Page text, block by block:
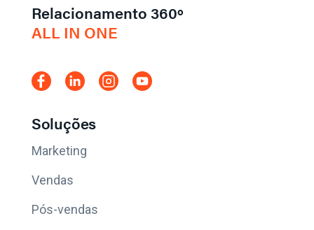
Relacionamento 360º
ALL IN ONE
Soluções
Marketing
Vendas
Pós-vendas